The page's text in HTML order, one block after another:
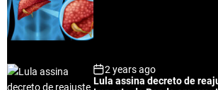
2 years ago
Lula assina decreto de